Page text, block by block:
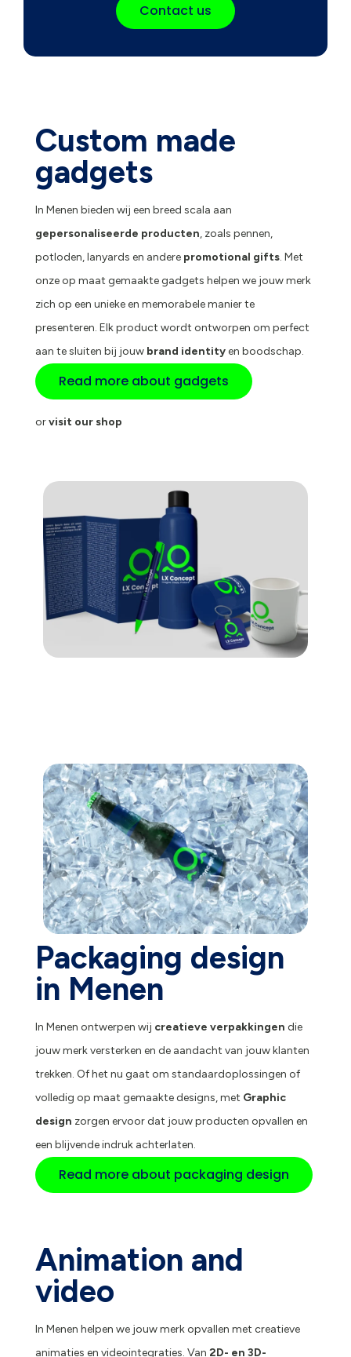
Contact us
Custom made
gadgets
In Menen bieden wij een breed scala aan
gepersonaliseerde producten, zoals pennen,
potloden, lanyards en andere promotional gifts. Met
onze op maat gemaakte gadgets helpen we jouw merk
zich op een unieke en memorabele manier te
presenteren. Elk product wordt ontworpen om perfect
aan te sluiten bij jouw brand identityen boodschap.
Read more about gadgets
orvisit our shop
Packaging design
in Menen
In Menen ontwerpen wij creatieve verpakkingen die
jouw merk versterken en de aandacht van jouw klanten
trekken. Of het nu gaat om standaardoplossingen of
volledig op maat gemaakte designs, met Graphic
design zorgen ervoor dat jouw producten opvallen en
een blijvende indruk achterlaten.
Read more about packaging design
Animation and
video
In Menen helpen we jouw merk opvallen met creatieve
animaties en videointegraties. Van 2D- en 3D-